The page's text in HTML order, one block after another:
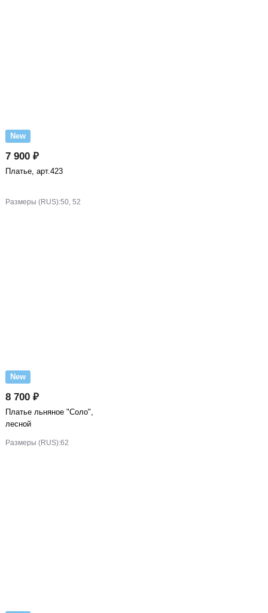
New
7 900 ₽
Платье, арт.423
Размеры (RUS):50, 52
New
8 700 ₽
Платье льняное "Соло",
лесной
Размеры (RUS):62